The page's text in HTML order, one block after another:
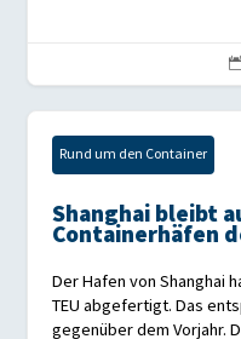
Rund um den Container
Shanghai bleibt
Containerhäfen
Der Hafen von Shanghai
TEU abgefertigt. Das
gegenüber dem Vorjahr.